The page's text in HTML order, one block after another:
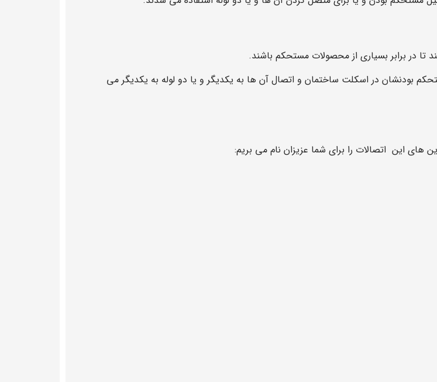
در برابر بسیاری از محصولات مستحکم باشند.
بودنشان در اسکلت ساختمان و اتصال آن ها به یکدیگر و یا دو لوله به یکدیگر می
های این اتصالات را برای شما عزیزان نام می بریم: